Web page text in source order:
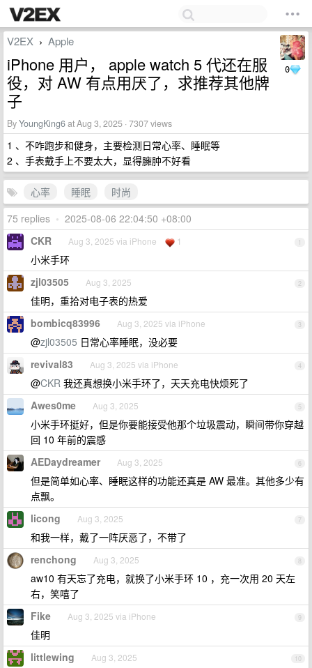
0
V2EX › Apple
iPhone 用户， apple watch 5 代还在服
役，对 AW 有点用厌了，求推荐其他牌
子
ByYoungKing6at Aug 3, 2025 · 7307 views
1 、不咋跑步和健身，主要检测日常心率、睡眠等
2 、手表戴手上不要太大，显得臃肿不好看
心率 睡眠
时尚
75 replies • 2025-08-06 22:04:50 +08:00
1
CKR Aug 3, 2025 via iPhone 1
小米手环
2
zjl03505 Aug 3, 2025
佳明，重拾对电子表的热爱
3
bombicq83996 Aug 3, 2025 via iPhone
@zjl03505 日常心率睡眠，没必要
4
revival83 Aug 3, 2025 via iPhone
@CKR 我还真想换小米手环了，天天充电快烦死了
5
Awes0me Aug 3, 2025
小米手环挺好，但是你要能接受他那个垃圾震动，瞬间带你穿越
回 10 年前的震感
6
AEDaydreamer Aug 3, 2025
但是简单如心率、睡眠这样的功能还真是 AW 最准。其他多少有
点飘。
7
licong Aug 3, 2025
和我一样，戴了一阵厌恶了，不带了
8
renchong Aug 3, 2025
aw10 有天忘了充电，就换了小米手环 10 ，充一次用 20 天左
右，笑嘻了
9
Fike Aug 3, 2025 via iPhone
佳明
10
littlewing Aug 3, 2025